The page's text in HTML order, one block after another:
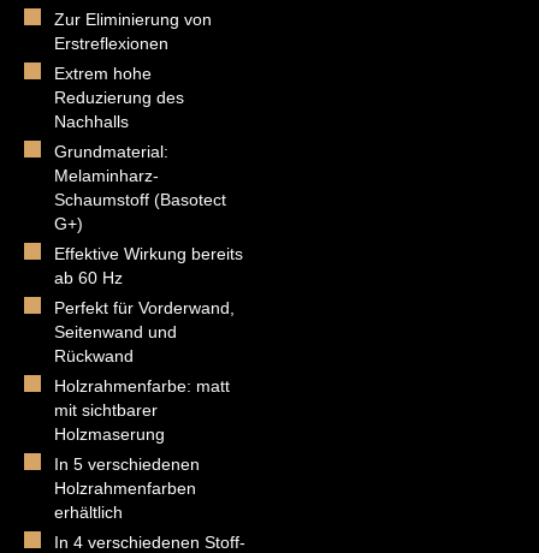
Zur Eliminierung von
Erstreflexionen
Extrem hohe
Reduzierung des
Nachhalls
Grundmaterial:
Melaminharz-
Schaumstoff (Basotect
G+)
Effektive Wirkung bereits
ab 60 Hz
Perfekt für Vorderwand,
Seitenwand und
Rückwand
Holzrahmenfarbe: matt
mit sichtbarer
Holzmaserung
In 5 verschiedenen
Holzrahmenfarben
erhältlich
In 4 verschiedenen Stoff-